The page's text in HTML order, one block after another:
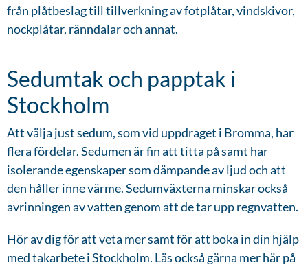
från plåtbeslag till tillverkning av fotplåtar, vindskivor,
nockplåtar, ränndalar och annat.
Sedumtak och papptak i
Stockholm
Att välja just sedum, som vid uppdraget i Bromma, har
flera fördelar. Sedumen är fin att titta på samt har
isolerande egenskaper som dämpande av ljud och att
den håller inne värme. Sedumväxterna minskar också
avrinningen av vatten genom att de tar upp regnvatten.
Hör av dig för att veta mer samt för att boka in din hjälp
med takarbete i Stockholm. Läs också gärna mer här på